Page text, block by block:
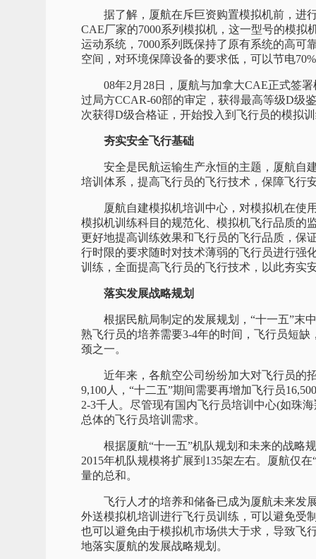
据了解，厦航在斥巨资购置模拟机前，进行
CAE厂家的7000系列模拟机，这一型号的模
运动系统，7000系列既保持了原有系统的高可
空间，对环境保障设备的要求低，可以节电
08年2月28日，厦航与加拿大CAE正式签署
过局方CCAR-60部的审定，获得最高等级D级
次获得D级合格证，开始投入到飞行员的模拟
夯实安全飞行基础
安全是民航运输生产永恒的主题，厦航自建
培训体系，提高飞行员的飞行技术，保障飞行
厦航自建模拟机培训中心，对模拟机在使用
模拟机训练科目的规范化、模拟机飞行品质的
更好地提高训练效果和飞行员的飞行品质，保
行时限的要求随时对技术薄弱的飞行员进行强
训练，全面提高飞行员的飞行技术，以此夯实
落实发展战略规划
根据民航局制定的发展规划，“十一五”末中
熟飞行员的培养需要3-4年的时间，飞行员短
颈之一。
近年来，各航空公司纷纷加大对飞行员的招
9,100人，“十二五”期间需要再增加飞行员
2-3千人。尽管现有国内飞行员培训中心(如珠
总体的飞行员培训需求。
根据厦航“十一五”机队规划和未来的战略规
2015年机队规模将扩展到135架左右。厦航仅
量的总和。
飞行人才的培养和储备已成为厦航未来发展
外送模拟机培训进行飞行员训练，可以避免受
也可以避免由于模拟机市场供大于求，导致飞
地落实厦航的发展战略规划。